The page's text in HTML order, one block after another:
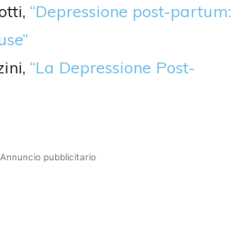
“Depressione post-partum:
“La Depressione Post-
Annuncio pubblicitario